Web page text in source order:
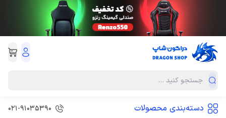
دسته‌بندی محصولات 021-91035390